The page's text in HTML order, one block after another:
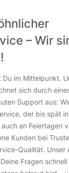
– Wir
Du im Mittelpunkt.
sich durch
Support aus:
der bis spät
an Feiertagen
Kunden bei
Qualität. Unser
Fragen